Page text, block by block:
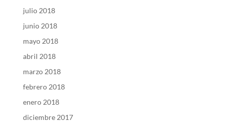
julio 2018
junio 2018
mayo 2018
abril 2018
marzo 2018
febrero 2018
enero 2018
diciembre 2017